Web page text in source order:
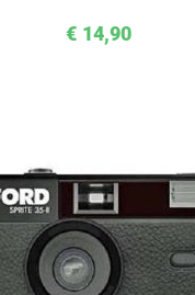
€ 14,90